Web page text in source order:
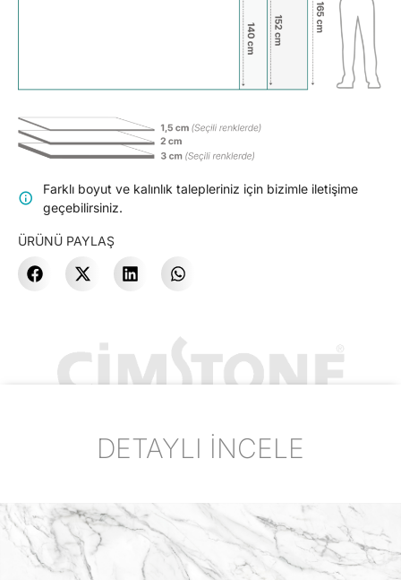
Farklı boyut ve kalınlık talepleriniz için bizimle iletişime
geçebilirsiniz.
ÜRÜNÜ PAYLAŞ
DETAYLI İNCELE